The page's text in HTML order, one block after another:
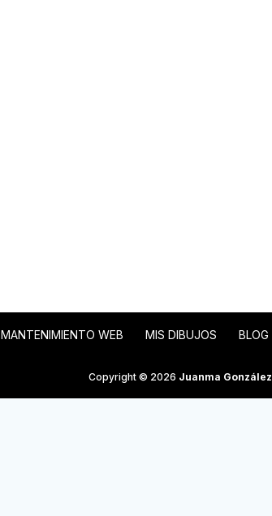
MANTENIMIENTO WEB MIS DIBUJOS BLOG
Copyright © 2026 Juanma González